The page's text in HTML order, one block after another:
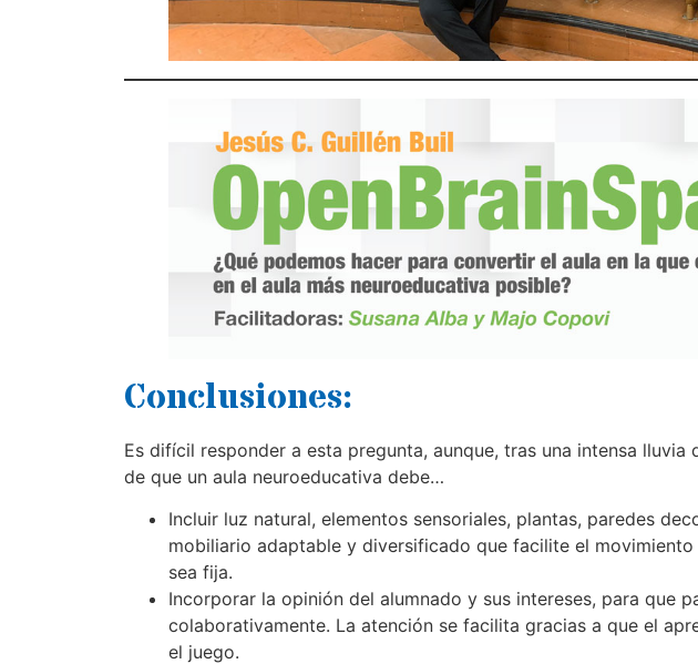
Conclusiones:
Es difícil responder a esta pregunta, aunque, tras una intensa lluvia
de que un aula neuroeducativa debe…
Incluir luz natural, elementos sensoriales, plantas, paredes
mobiliario adaptable y diversificado que facilite el
sea fija.
Incorporar la opinión del alumnado y sus intereses, para que
colaborativamente. La atención se facilita gracias a que el
el juego.